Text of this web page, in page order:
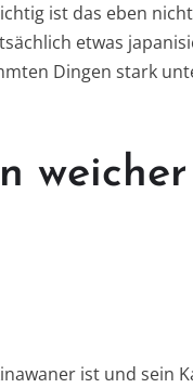
ist das eben
etwas
Dingen stark
ist und sein